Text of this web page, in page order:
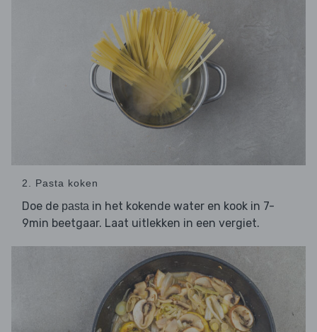
2. Pasta koken
Doe de pasta in het kokende water en kook in 7-
9min beetgaar. Laat uitlekken in een vergiet.